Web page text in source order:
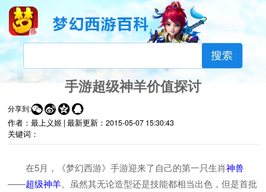
手游超级神羊价值探讨
分享到: 
作者：最上义姬 | 最新更新： 2015-05-07 15:30:43
关键词：
在5月，《梦幻西游》手游迎来了自己的第一只生肖神兽
——超级神羊。虽然其无论造型还是技能都相当出色，但是首批